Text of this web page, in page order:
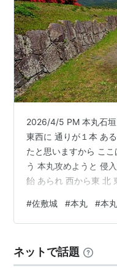
2026/4/5 PM 本丸石
東西に 通りが１本 あ
たと思いますから こ
う 本丸攻めようと 侵
飴 あられ 西から東 北
中に 眠れないのは ど
ンバレ みんなガンバ
す どんな風に なって
#佐敷城 #本丸 #本
ネットで話題